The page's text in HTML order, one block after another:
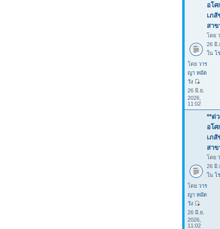
อโ
เภสั
สาข
โดย
26 มิ.
ใน โ
โดย วาร
ญา หมัด
วัง
26 มิ.ย.
2026,
11:02
**ด่
อโ
เภสั
สาข
โดย
26 มิ.
ใน โ
โดย วาร
ญา หมัด
วัง
26 มิ.ย.
2026,
11:02